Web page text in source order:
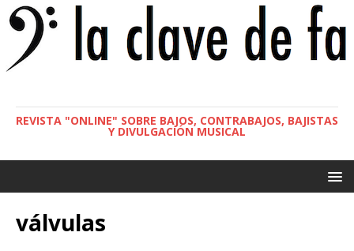
REVISTA "ONLINE" SOBRE BAJOS, CONTRABAJOS, BAJISTAS
Y DIVULGACIÓN MUSICAL
válvulas